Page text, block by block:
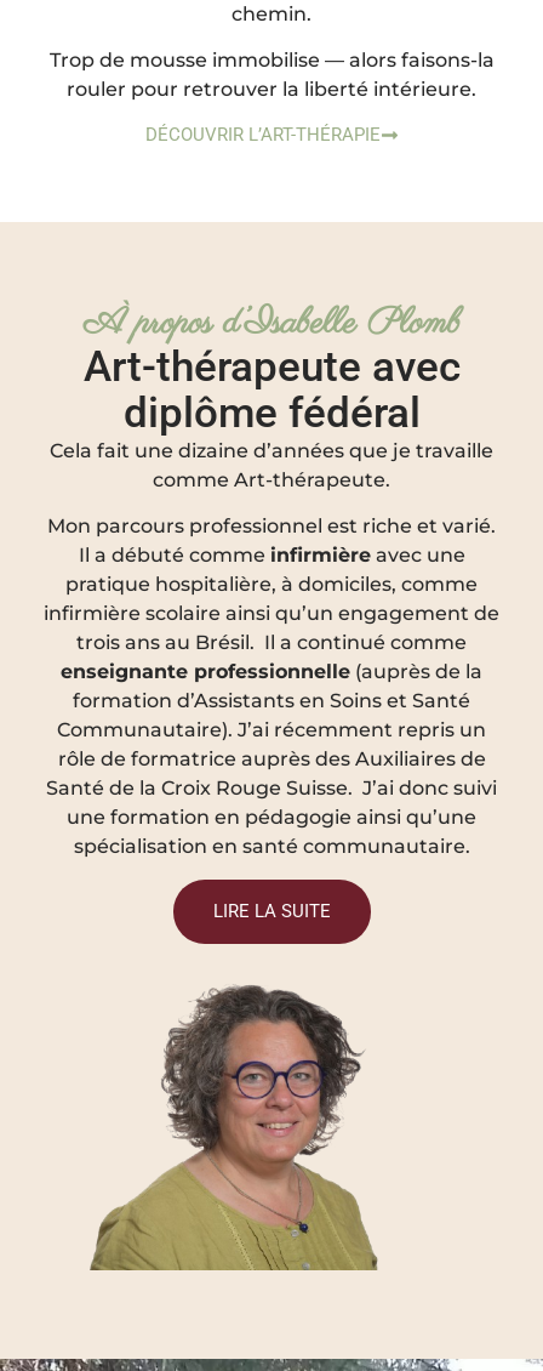
chemin.
Trop de mousse immobilise — alors faisons-la
rouler pour retrouver la liberté intérieure.
DÉCOUVRIR L’ART-THÉRAPIE
À propos d’Isabelle Plomb
Art-thérapeute avec
diplôme fédéral
Cela fait une dizaine d’années que je travaille
comme Art-thérapeute.
Mon parcours professionnel est riche et varié.
Il a débuté comme infirmièreavec une
pratique hospitalière, à domiciles, comme
infirmière scolaire ainsi qu’un engagement de
trois ans au Brésil. Il a continué comme
enseignante professionnelle (auprès de la
formation d’Assistants en Soins et Santé
Communautaire). J’ai récemment repris un
rôle de formatrice auprès des Auxiliaires de
Santé de la Croix Rouge Suisse. J’ai donc suivi
une formation en pédagogie ainsi qu’une
spécialisation en santé communautaire.
LIRE LA SUITE